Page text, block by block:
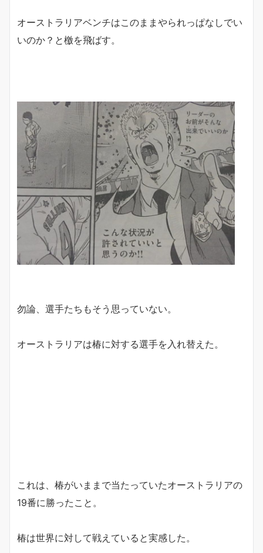
オーストラリアベンチはこのままやられっぱなしでい
いのか？と檄を飛ばす。
勿論、選手たちもそう思っていない。
オーストラリアは椿に対する選手を入れ替えた。
これは、椿がいままで当たっていたオーストラリアの
19番に勝ったこと。
椿は世界に対して戦えていると実感した。